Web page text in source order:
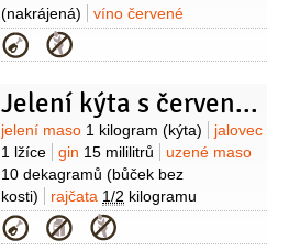
(nakrájená)
víno červené
2 decilitry
(větší)
česnek5 stroužků
jalovec
šťouchané brambory: brambory
500 gramů
(oloupané, uvařené
doměkka)
máslo50 gramů
1/2
kusu smetana 1/2 decilitru
(mletý)
sůl
Kategorie
Jelení kýta s červenou omáčkou
Suroviny
jelení maso 1 kilogram (kýta)
jalovec
1 lžíce
gin 15 mililitrů
uzené maso
10 dekagramů (bůček bez
kosti)
rajčata 1/2 kilogramu
(drcených, nebo loupaných )
1 kus
sůl
Kategorie